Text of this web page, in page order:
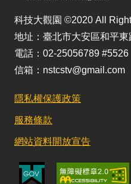
科技大觀園 ©2020 All
地址：臺北市大安區和平
電話：02-25056789 #5526
信箱：nstcstv@gmail.com
隱私權保護政策
服務條款
網站資料開放宣告